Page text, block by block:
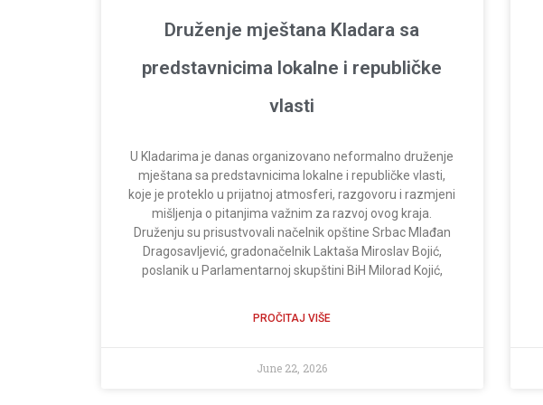
Druženje mještana Kladara sa
predstavnicima lokalne i republičke
vlasti
U Kladarima je danas organizovano neformalno druženje
mještana sa predstavnicima lokalne i republičke vlasti,
koje je proteklo u prijatnoj atmosferi, razgovoru i razmjeni
mišljenja o pitanjima važnim za razvoj ovog kraja.
Druženju su prisustvovali načelnik opštine Srbac Mlađan
Dragosavljević, gradonačelnik Laktaša Miroslav Bojić,
poslanik u Parlamentarnoj skupštini BiH Milorad Kojić,
PROČITAJ VIŠE
June 22, 2026